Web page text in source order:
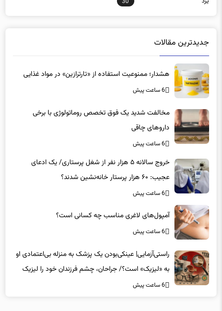
جدیدترین مقالات
هشدار؛ ممنوعیت استفاده از «تارترازین» در مواد غذایی
6 ساعت پیش
مخالفت شدید یک فوق تخصص روماتولوژی با برخی
داروهای چاقی
6 ساعت پیش
خروج سالانه ۵ هزار نفر از شغل پرستاری/ یک ادعای
عجیب: ۶۰ هزار پرستار خانه‌نشین شدند؟
6 ساعت پیش
آمپول‌های لاغری مناسب چه کسانی است؟
6 ساعت پیش
راستی‌آزمایی| عینکی‌بودن یک پزشک به منزله بی‌اعتمادی او
به «لیزیک» است؟/ جراحان، چشم فرزندان خود را لیزیک
می‌کنند؟
6 ساعت پیش